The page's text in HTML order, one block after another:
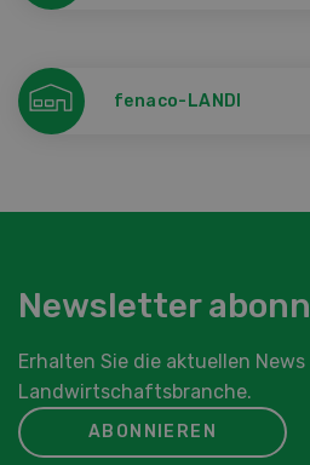
fenaco-LANDI
Newsletter
Erhalten Sie die aktuellen
Landwirtschaftsbranche.
ABONNIEREN